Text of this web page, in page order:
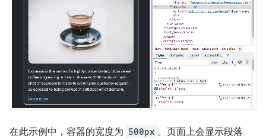
在此示例中，容器的宽度为 500px 。页面上会显示段落